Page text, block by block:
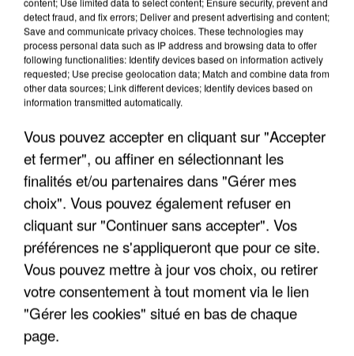
TITRES DIFFUSÉS
LES INNOCENTS
L'autre Finistere
DALIDA ET ALAIN
DELON
Paroles Paroles
CALOGERO
Avant Toi
LES INTERVIEWS CHANTE FRANCE
detect fraud, and fix errors; Deliver and present advertising and content;
Save and communicate privacy choices. These technologies may
process personal data such as IP address and browsing data to offer
following functionalities: Identify devices based on information actively
requested; Use precise geolocation data; Match and combine data from
other data sources; Link different devices; Identify devices based on
information transmitted automatically.
Vous pouvez accepter en cliquant sur "Accepter
et fermer", ou affiner en sélectionnant les
finalités et/ou partenaires dans "Gérer mes
choix". Vous pouvez également refuser en
cliquant sur "Continuer sans accepter". Vos
préférences ne s'appliqueront que pour ce site.
Vous pouvez mettre à jour vos choix, ou retirer
votre consentement à tout moment via le lien
"Gérer les cookies" situé en bas de chaque
page.